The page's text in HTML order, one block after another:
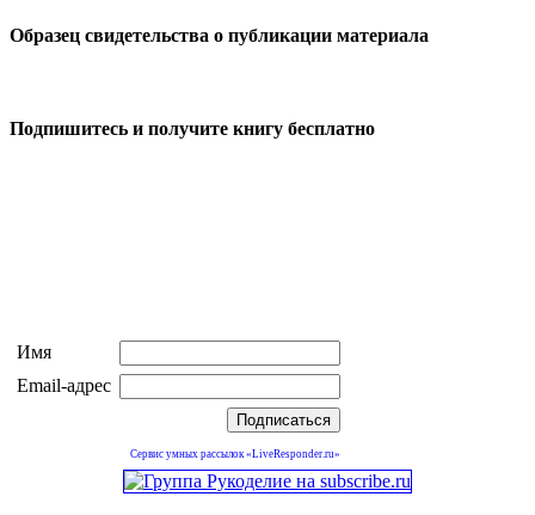
Образец свидетельства о публикации материала
Подпишитесь и получите книгу бесплатно
Имя
Email-адрес
Сервис умных рассылок «LiveResponder.ru»